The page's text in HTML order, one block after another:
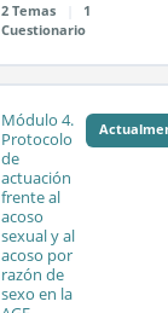
Sesión síncrona 2.2
Test módulo 2
2 Temas
1
Cuestionario
Módulo
Sesión síncrona 3.1
Sesión síncrona 3.2
Módulo 4.
Protocolo
de
actuación
frente al
acoso
sexual y al
acoso por
razón de
sexo en la